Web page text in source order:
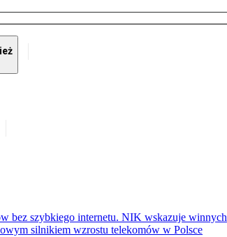
bez szybkiego internetu. NIK wskazuje winnych
silnikiem wzrostu telekomów w Polsce